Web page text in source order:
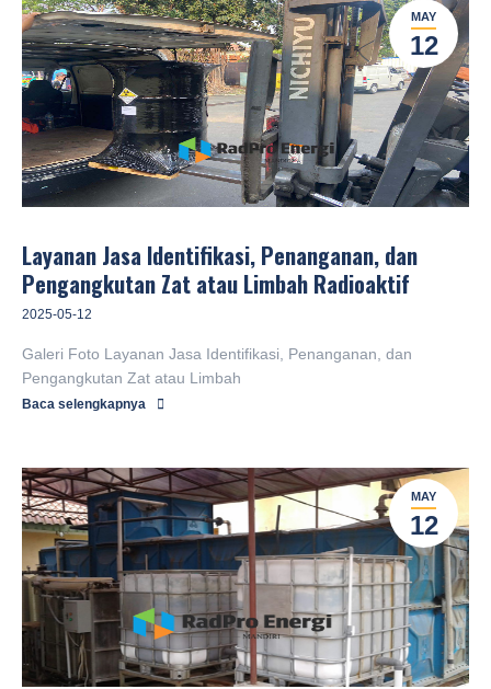
MAY
12
Layanan Jasa Identifikasi, Penanganan, dan
Pengangkutan Zat atau Limbah Radioaktif
2025-05-12
Galeri Foto Layanan Jasa Identifikasi, Penanganan, dan
Pengangkutan Zat atau Limbah
Baca selengkapnya
MAY
12